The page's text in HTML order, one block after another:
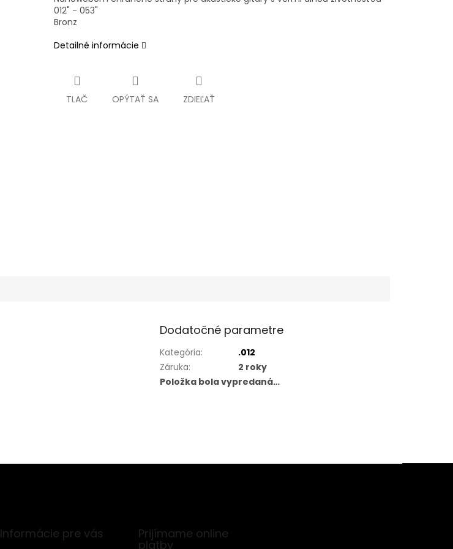
012" - 053"
Bronz
Detailné informácie
TLAČ OPÝTAŤ SA ZDIEĽAŤ
Dodatočné parametre
Kategória:
.012
Záruka:
2 roky
Položka bola vypredaná…
Informácie pre vás Prijímame online
platby